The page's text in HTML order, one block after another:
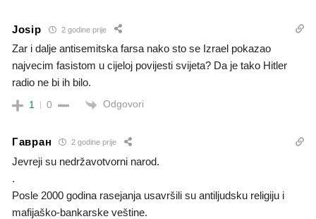
Josip 2 godine prije
Zar i dalje antisemitska farsa nako sto se Izrael pokazao
najvecim fasistom u cijeloj povijesti svijeta? Da je tako Hitler
radio ne bi ih bilo.
1 0 Odgovori
Гавран 2 godine prije
Jevreji su nedržavotvorni narod.
.
Posle 2000 godina rasejanja usavršili su antiljudsku religiju i
mafijaško-bankarske veštine.